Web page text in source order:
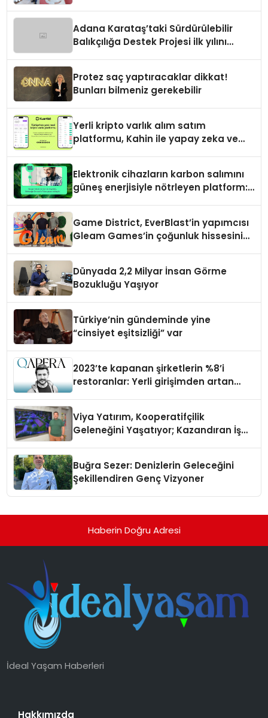
Adana Karataş’taki Sürdürülebilir
Balıkçılığa Destek Projesi ilk yılını
Protez saç yaptıracaklar dikkat!
Bunları bilmeniz gerekebilir
Yerli kripto varlık alım satım
platformu, Kahin ile yapay zeka ve
Elektronik cihazların karbon salımını
güneş enerjisiyle nötrleyen platform:
Game District, EverBlast’in yapımcısı
Gleam Games’in çoğunluk hissesini
Dünyada 2,2 Milyar İnsan Görme
Bozukluğu Yaşıyor
Türkiye’nin gündeminde yine
“cinsiyet eşitsizliği” var
2023’te kapanan şirketlerin %8’i
restoranlar: Yerli girişimden artan
Viya Yatırım, Kooperatifçilik
Geleneğini Yaşatıyor; Kazandıran İş
Buğra Sezer: Denizlerin Geleceğini
Şekillendiren Genç Vizyoner
Haberin Doğru Adresi
İdeal Yaşam Haberleri
Hakkımızda